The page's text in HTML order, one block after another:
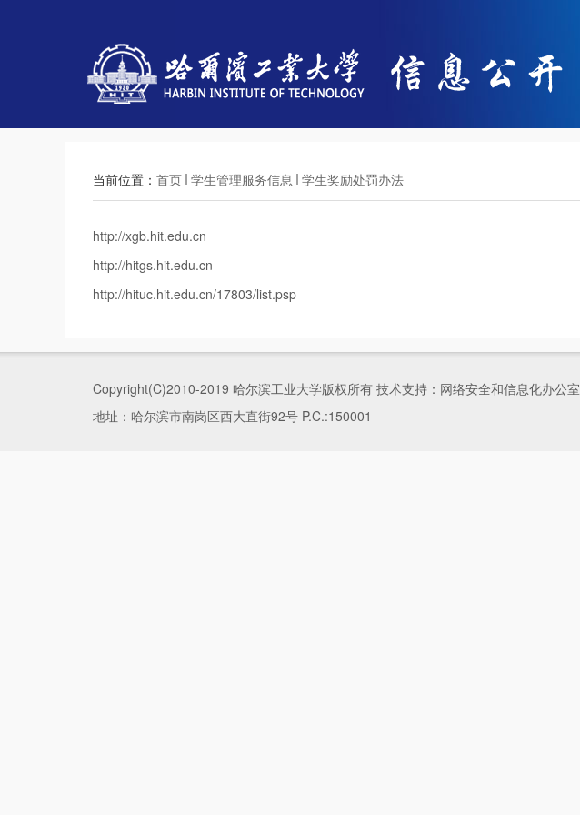
当前位置： 首页 学生管理服务信息 学生奖励处罚办法
http://xgb.hit.edu.cn
http://hitgs.hit.edu.cn
http://hituc.hit.edu.cn/17803/list.psp
Copyright(C)2010-2019 哈尔滨工业大学版权所有 技术支持：网络安全和信息化办公室
地址：哈尔滨市南岗区西大直街92号 P.C.:150001